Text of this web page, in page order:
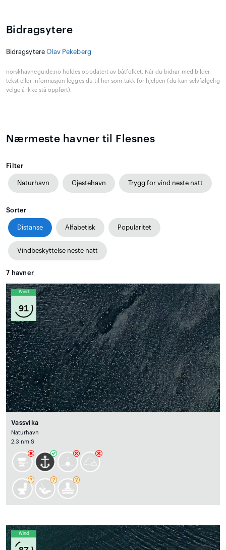
Bidragsytere
Bidragsytere Olav Pekeberg
norskhavneguide.no holdes oppdatert av båtfolket. Når du bidrar med bilder,
tekst eller informasjon legges du til her som takk for hjelpen (du kan selvfølgelig
velge å ikke stå oppført).
Nærmeste havner til Flesnes
Filter
Naturhavn Gjestehavn Trygg for vind neste natt
Sorter
Distanse Alfabetisk Popularitet
Vindbeskyttelse neste natt
7 havner
Wind
91
Vassvika
Naturhavn
2.3 nm S
Wind